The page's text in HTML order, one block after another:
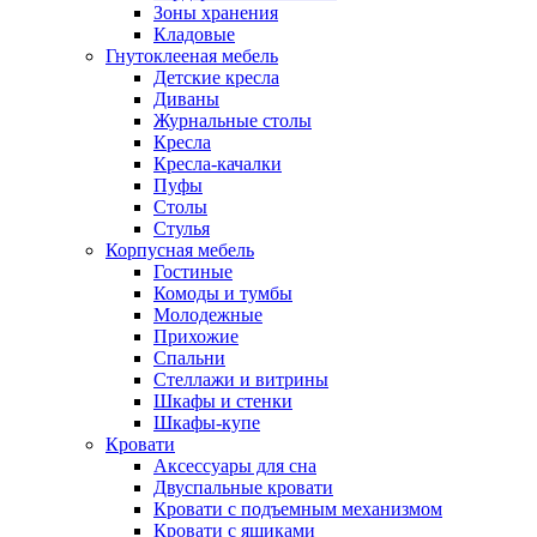
Зоны хранения
Кладовые
Гнутоклееная мебель
Детские кресла
Диваны
Журнальные столы
Кресла
Кресла-качалки
Пуфы
Столы
Стулья
Корпусная мебель
Гостиные
Комоды и тумбы
Молодежные
Прихожие
Спальни
Стеллажи и витрины
Шкафы и стенки
Шкафы-купе
Кровати
Аксессуары для сна
Двуспальные кровати
Кровати с подъемным механизмом
Кровати с ящиками